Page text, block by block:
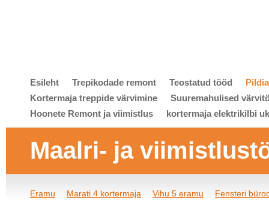
Esileht Trepikodade remont Teostatud tööd
Kortermaja treppide värvimine
Suuremahulised
Hoonete Remont ja viimistlus
kortermaja elektrikilbi
Maalri- ja
Eramu Marati 4 kortermaja Vihu 5 eramu
Fensteri